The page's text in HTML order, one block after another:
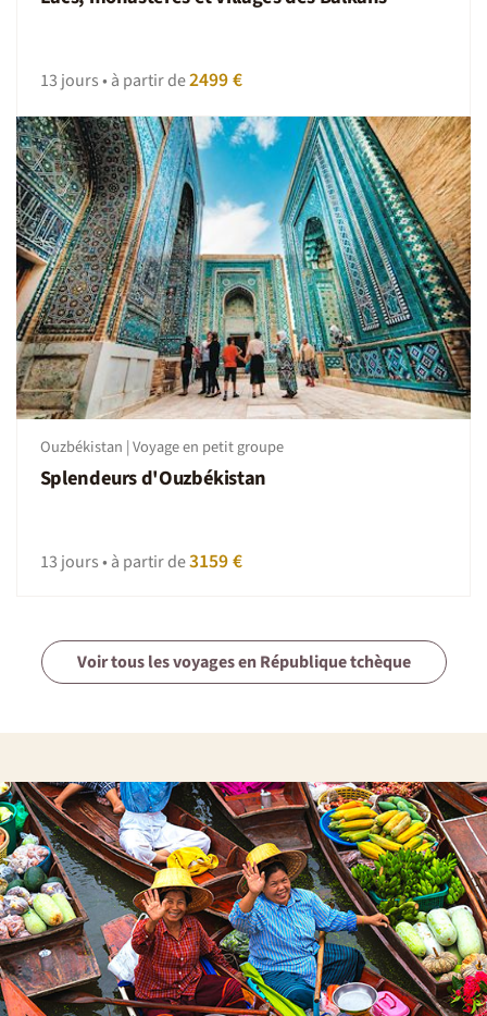
13 jours • à partir de2499 €
Ouzbékistan | Voyage en petit groupe
Splendeurs d'Ouzbékistan
13 jours • à partir de3159 €
Voir tous les voyages en République tchèque